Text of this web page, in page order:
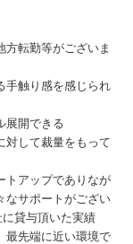
方転勤等がございま
手触り感を感じられ
展開できる
対して裁量をもって
トアップでありなが
なサポートがござい
貸与頂いた実績
最先端に近い環境で